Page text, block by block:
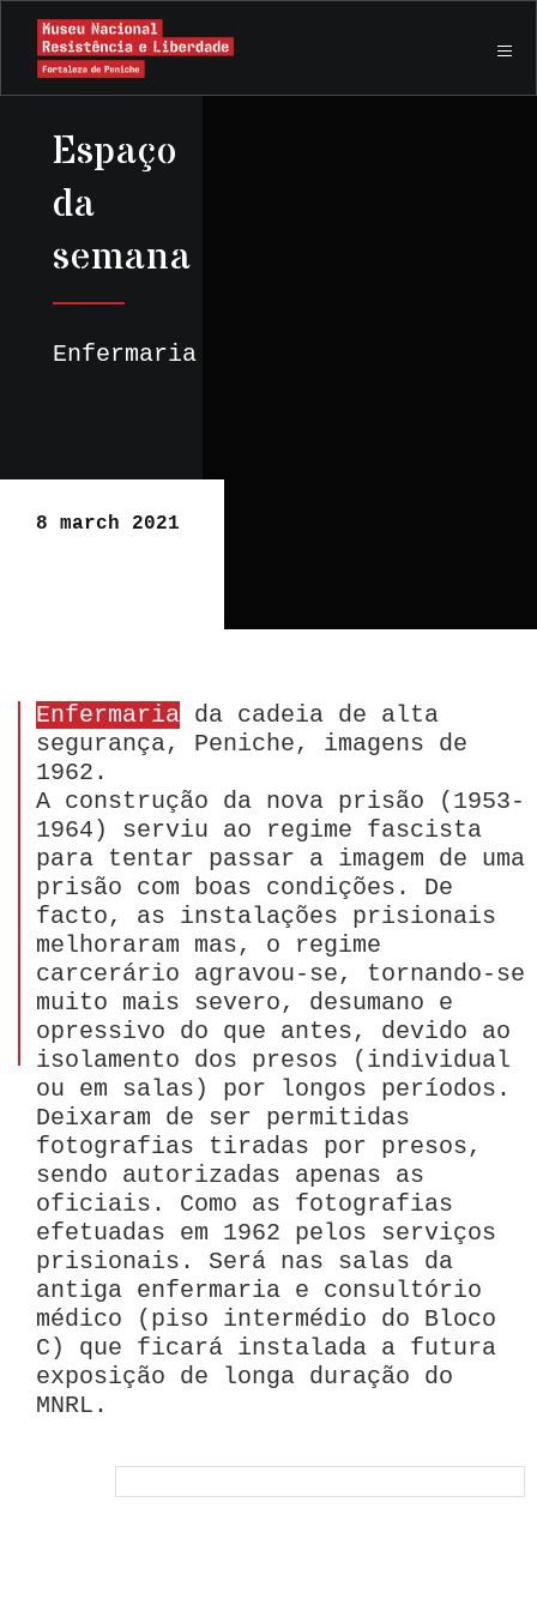
Espaço
da
semana
Enfermaria
8 march 2021
Enfermaria da cadeia de alta
segurança, Peniche, imagens de
1962.
A construção da nova prisão (1953-
1964) serviu ao regime fascista
para tentar passar a imagem de uma
prisão com boas condições. De
facto, as instalações prisionais
melhoraram mas, o regime
carcerário agravou-se, tornando-se
muito mais severo, desumano e
opressivo do que antes, devido ao
isolamento dos presos (individual
ou em salas) por longos períodos.
Deixaram de ser permitidas
fotografias tiradas por presos,
sendo autorizadas apenas as
oficiais. Como as fotografias
efetuadas em 1962 pelos serviços
prisionais. Será nas salas da
antiga enfermaria e consultório
médico (piso intermédio do Bloco
C) que ficará instalada a futura
exposição de longa duração do
MNRL.